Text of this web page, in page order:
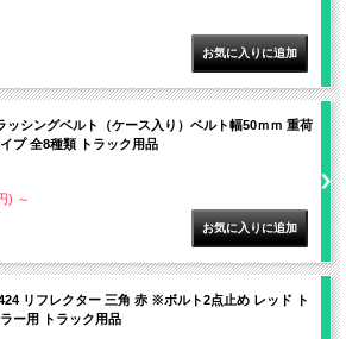
ッシングベルト（ケース入り）ベルト幅50ｍｍ 重荷
プ 全8種類 トラック用品
) ～
リフレクター 三角 赤 ※ボルト2点止め レッド ト
ラー用 トラック用品